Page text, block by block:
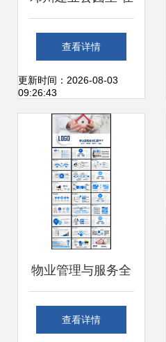
繁华与宁静间，找
到生活的舒居答案
查看详情
更新时间：2026-08-03
09:26:43
物业管理与服务全
览
查看详情